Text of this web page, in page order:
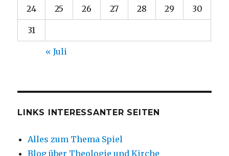
24 25 26 27 28 29 30
31
« Juli
LINKS INTERESSANTER SEITEN
Alles zum Thema Spiel
Blog über Theologie und Kirche